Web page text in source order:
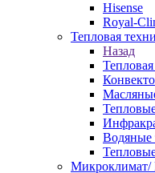
Hisense
Royal-
Тепловая
Назад
Водяные